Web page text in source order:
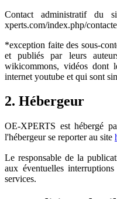
Contact administratif du
xperts.com/index.php/
*exception faite des sous-
et publiés par leurs
wikicommons, vidéos dont
internet youtube et qui sont
2. Hébergeur
OE-XPERTS est hébergé
l'hébergeur se reporter au site
Le responsable de la
aux éventuelles
services.